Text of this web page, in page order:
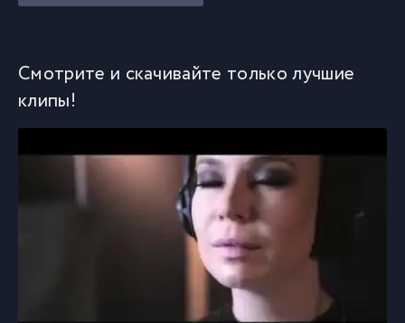
Смотрите и скачивайте только лучшие
клипы!